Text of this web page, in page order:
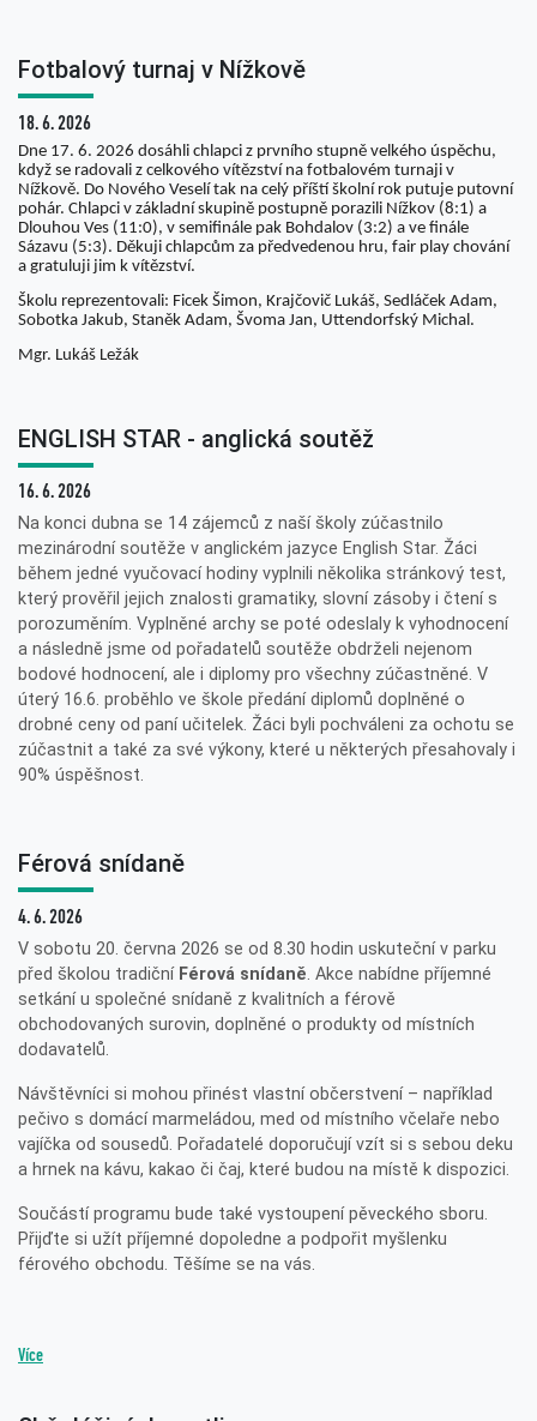
Fotbalový turnaj v Nížkově
18. 6. 2026
Dne 17. 6. 2026 dosáhli chlapci z prvního stupně velkého úspěchu,
když se radovali z celkového vítězství na fotbalovém turnaji v
Nížkově. Do Nového Veselí tak na celý příští školní rok putuje putovní
pohár. Chlapci v základní skupině postupně porazili Nížkov (8:1) a
Dlouhou Ves (11:0), v semifinále pak Bohdalov (3:2) a ve finále
Sázavu (5:3). Děkuji chlapcům za předvedenou hru, fair play chování
a gratuluji jim k vítězství.
Školu reprezentovali: Ficek Šimon, Krajčovič Lukáš, Sedláček Adam,
Sobotka Jakub, Staněk Adam, Švoma Jan, Uttendorfský Michal.
Mgr. Lukáš Ležák
ENGLISH STAR - anglická soutěž
16. 6. 2026
Na konci dubna se 14 zájemců z naší školy zúčastnilo
mezinárodní soutěže v anglickém jazyce English Star. Žáci
během jedné vyučovací hodiny vyplnili několika stránkový test,
který prověřil jejich znalosti gramatiky, slovní zásoby i čtení s
porozuměním. Vyplněné archy se poté odeslaly k vyhodnocení
a následně jsme od pořadatelů soutěže obdrželi nejenom
bodové hodnocení, ale i diplomy pro všechny zúčastněné. V
úterý 16.6. proběhlo ve škole předání diplomů doplněné o
drobné ceny od paní učitelek. Žáci byli pochváleni za ochotu se
zúčastnit a také za své výkony, které u některých přesahovaly i
90% úspěšnost.
Férová snídaně
4. 6. 2026
V sobotu 20. června 2026 se od 8.30 hodin uskuteční v parku
před školou tradiční Férová snídaně. Akce nabídne příjemné
setkání u společné snídaně z kvalitních a férově
obchodovaných surovin, doplněné o produkty od místních
dodavatelů.
Návštěvníci si mohou přinést vlastní občerstvení – například
pečivo s domácí marmeládou, med od místního včelaře nebo
vajíčka od sousedů. Pořadatelé doporučují vzít si s sebou deku
a hrnek na kávu, kakao či čaj, které budou na místě k dispozici.
Součástí programu bude také vystoupení pěveckého sboru.
Přijďte si užít příjemné dopoledne a podpořit myšlenku
férového obchodu. Těšíme se na vás.
Více